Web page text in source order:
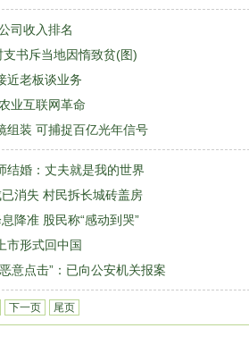
司收入排名
支书斥当地因惰致贫(图)
近老板谈业务
业互联网革命
组装 可捕捉百亿光年信号
结婚：丈夫就是我的世界
消失 村民拆长城砖盖房
降准 股民称“感动到哭”
市形式回中国
意点击”：已向公安机关报案
下一页 尾页